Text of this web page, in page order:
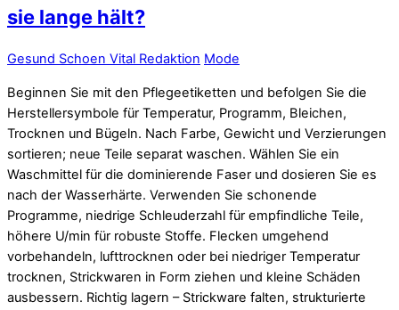
sie lange hält?
Gesund Schoen Vital Redaktion Mode
Beginnen Sie mit den Pflegeetiketten und befolgen Sie die
Herstellersymbole für Temperatur, Programm, Bleichen,
Trocknen und Bügeln. Nach Farbe, Gewicht und Verzierungen
sortieren; neue Teile separat waschen. Wählen Sie ein
Waschmittel für die dominierende Faser und dosieren Sie es
nach der Wasserhärte. Verwenden Sie schonende
Programme, niedrige Schleuderzahl für empfindliche Teile,
höhere U/min für robuste Stoffe. Flecken umgehend
vorbehandeln, lufttrocknen oder bei niedriger Temperatur
trocknen, Strickwaren in Form ziehen und kleine Schäden
ausbessern. Richtig lagern – Strickware falten, strukturierte